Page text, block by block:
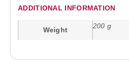
ADDITIONAL INFORMATION
Weight 200 g